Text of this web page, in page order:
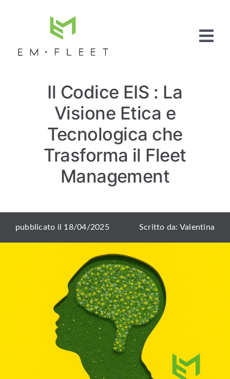
Fleet
Management
Full Service
Pneumatici
Articoli e News
Contattaci
Il Codice EIS : La
Visione Etica e
Tecnologica che
Trasforma il Fleet
Management
pubblicato il 18/04/2025 Scritto da: Valentina